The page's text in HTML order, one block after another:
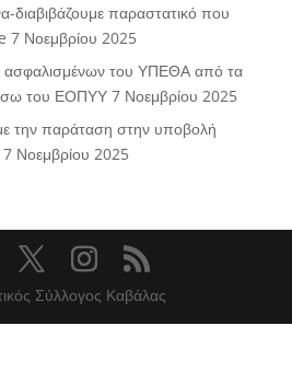
παραστατικό που
7 Νοεμβρίου 2025
ασφαλισμένων του ΥΠΕΘΑ από τα
του ΕΟΠΥΥ 7 Νοεμβρίου 2025
την παράταση στην υποβολή
7 Νοεμβρίου 2025
Σύλλογος Καβάλας